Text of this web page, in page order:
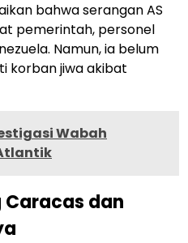
bahwa serangan AS
pemerintah, personel
Namun, ia belum
korban jiwa akibat
Wabah
Caracas dan